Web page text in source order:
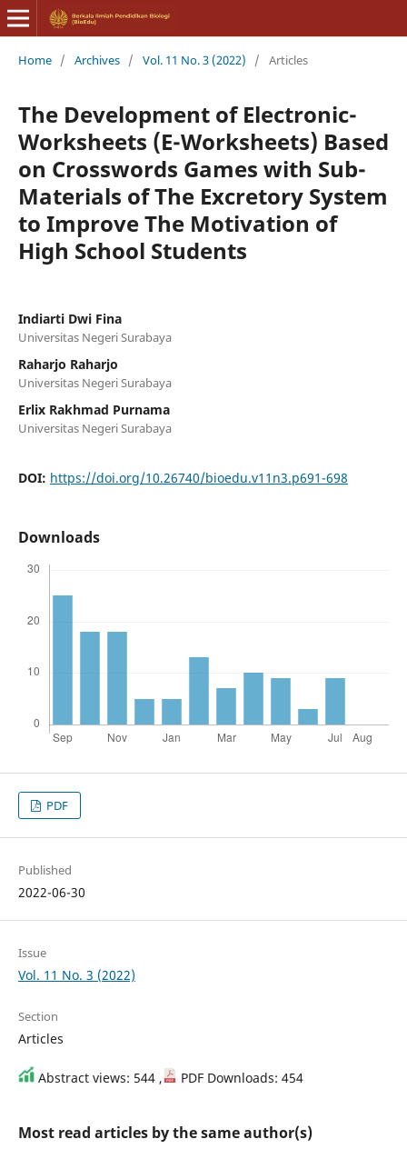
Home / Archives / Vol. 11 No. 3 (2022) / Articles
The Development of Electronic-
Worksheets (E-Worksheets) Based
on Crosswords Games with Sub-
Materials of The Excretory System
to Improve The Motivation of
High School Students
Indiarti Dwi Fina
Universitas Negeri Surabaya
Raharjo Raharjo
Universitas Negeri Surabaya
Erlix Rakhmad Purnama
Universitas Negeri Surabaya
DOI: https://doi.org/10.26740/bioedu.v11n3.p691-698
Downloads
PDF
Published
2022-06-30
Issue
Vol. 11 No. 3 (2022)
Section
Articles
Abstract views: 544 , PDF Downloads: 454
Most read articles by the same author(s)